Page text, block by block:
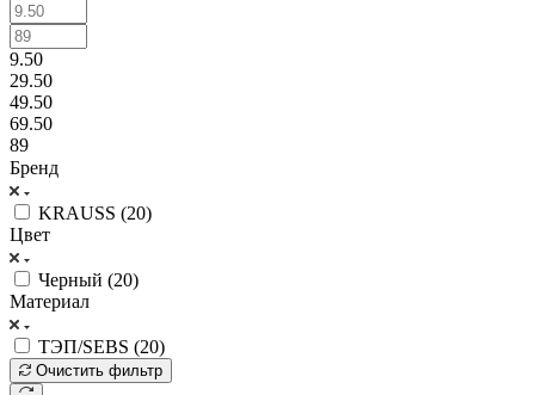
9.50
29.50
49.50
69.50
89
Бренд
KRAUSS (20)
Цвет
Черный (20)
Материал
ТЭП/SEBS (20)
Очистить фильтр